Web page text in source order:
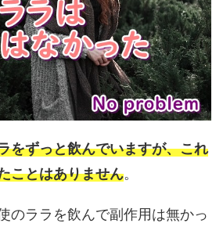
をずっと飲んでいますが、これ
ことはありません。
のララを飲んで副作用は無かっ